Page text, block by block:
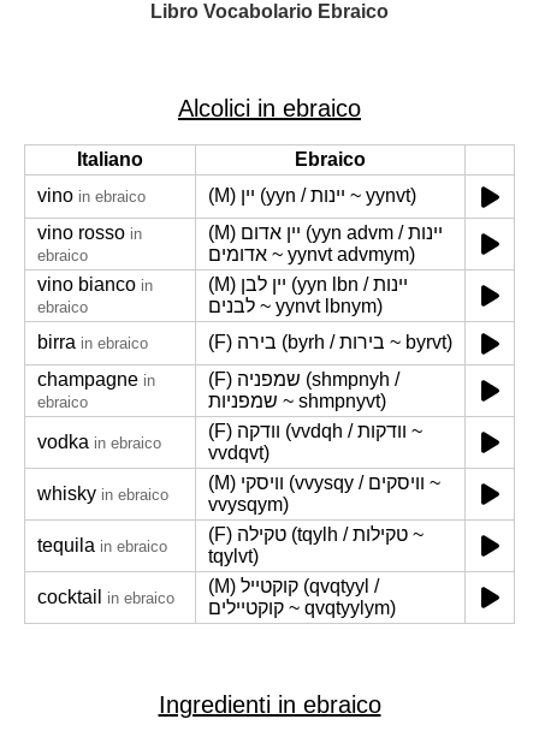
Libro Vocabolario Ebraico
Alcolici in ebraico
Italiano
Ebraico
vino in ebraico
(M) יין (yyn / יינות ~ yynvt)
vino rosso in
ebraico
(M) יין אדום (yyn advm / יינות
אדומים ~ yynvt advmym)
vino bianco in
ebraico
(M) יין לבן (yyn lbn / יינות
לבנים ~ yynvt lbnym)
birra in ebraico
(F) בירה (byrh / בירות ~ byrvt)
champagne in
ebraico
(F) שמפניה (shmpnyh /
שמפניות ~ shmpnyvt)
vodka in ebraico
(F) וודקה (vvdqh / וודקות ~
vvdqvt)
whisky in ebraico
(M) וויסקי (vvysqy / וויסקים ~
vvysqym)
tequila in ebraico
(F) טקילה (tqylh / טקילות ~
tqylvt)
cocktail
in ebraico
(M) קוקטייל (qvqtyyl /
קוקטיילים ~ qvqtyylym)
Ingredienti in ebraico